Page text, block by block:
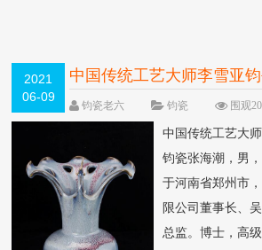
2021
06-09
中国传统工艺大师李雪亚
钧瓷老六 钧瓷 围观
论
中国传统工艺大
钧瓷张海潮，男
于河南省郑州市
限公司董事长、
总监。博士，高